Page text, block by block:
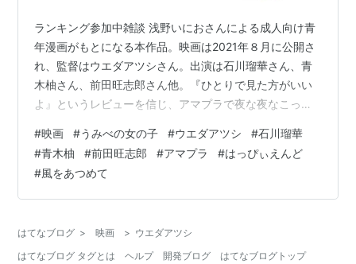
ランキング参加中雑談 浅野いにおさんによる成人向け青
年漫画がもとになる本作品。映画は2021年８月に公開さ
れ、監督はウエダアツシさん。出演は石川瑠華さん、青
木柚さん、前田旺志郎さん他。『ひとりで見た方がいい
よ』というレビューを信じ、アマプラで夜な夜なこっそ
Filmarks） 海辺の田舎町に暮らす中学二年生の小梅（石
川瑠華）は、憧れの三崎先輩（倉悠貴）に手酷いフラれ
方をして自棄になり、同級生の磯辺（青木柚）を誘って
衝動的に初体験を済ませる。なぜその相手が自分だった
と、ことも無げに…
#映画 #うみべの女の子 #ウエダアツシ #石川瑠華
#青木柚 #前田旺志郎 #アマプラ #はっぴぃえんど
#風をあつめて
はてなブログ > 映画 > ウエダアツシ
はてなブログ タグとは
ヘルプ 開発ブログ はてなブログトップ